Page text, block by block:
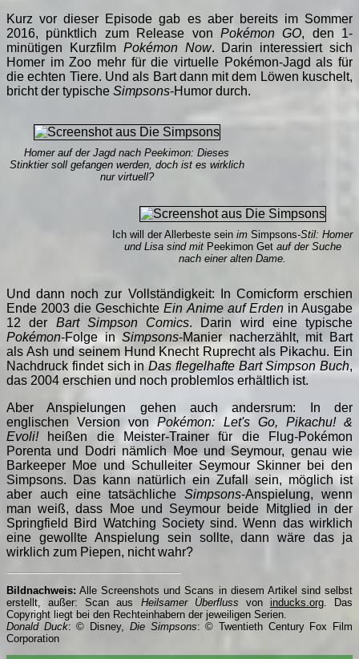
Kurz vor dieser Episode gab es aber bereits im Sommer
2016, pünktlich zum Release von Pokémon GO, den 1-
minütigen Kurzfilm Pokémon Now. Darin interessiert sich
Homer im Zoo mehr für die virtuelle Pokémon-Jagd als für
die echten Tiere. Und als Bart dann mit dem Löwen kuschelt,
bricht der typische Simpsons-Humor durch.
Homer auf der Jagd nach Peekimon: Dieses
Stinktier soll gefangen werden, doch ist es wirklich
nur virtuell?
Ich will der Allerbeste sein im Simpsons-Stil: Homer
und Lisa sind mit Peekimon Getauf der Suche
nach einer alten Dame.
Und dann noch zur Vollständigkeit: In Comicform erschien
Ende 2003 die GeschichteEin Anime auf Erdenin Ausgabe
12 der Bart Simpson Comics. Darin wird eine typische
Pokémon-Folge inSimpsons-Manier nacherzählt, mit Bart
als Ash und seinem Hund Knecht Ruprecht als Pikachu. Ein
Nachdruck findet sich inDas flegelhafte Bart Simpson Buch,
das 2004 erschien und noch problemlos erhältlich ist.
Aber Anspielungen gehen auch andersrum: In der
englischen Version vonPokémon: Let's Go, Pikachu! &
Evoli!heißen die Meister-Trainer für die Flug-Pokémon
Porenta und Dodri nämlich Moe und Seymour, genau wie
Barkeeper Moe und Schulleiter Seymour Skinner bei den
Simpsons. Das kann natürlich ein Zufall sein, möglich ist
aber auch eine tatsächlicheSimpsons-Anspielung, wenn
man weiß, dass Moe und Seymour beide Mitglied in der
Springfield Bird Watching Society sind. Wenn das wirklich
eine gewollte Anspielung sein sollte, dann wäre das ja
wirklich zum Piepen, nicht wahr?
Bildnachweis: Alle Screenshots und Scans in diesem Artikel sind selbst
erstellt, außer: Scan aus Heilsamer Überfluss von inducks.org. Das
Copyright liegt bei den Rechteinhabern der jeweiligen Serien.
Donald Duck: © Disney, Die Simpsons: © Twentieth Century Fox Film
Corporation